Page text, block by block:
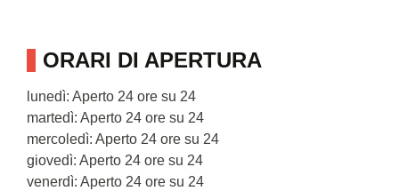
ORARI DI APERTURA
lunedì: Aperto 24 ore su 24
martedì: Aperto 24 ore su 24
mercoledì: Aperto 24 ore su 24
giovedì: Aperto 24 ore su 24
venerdì: Aperto 24 ore su 24